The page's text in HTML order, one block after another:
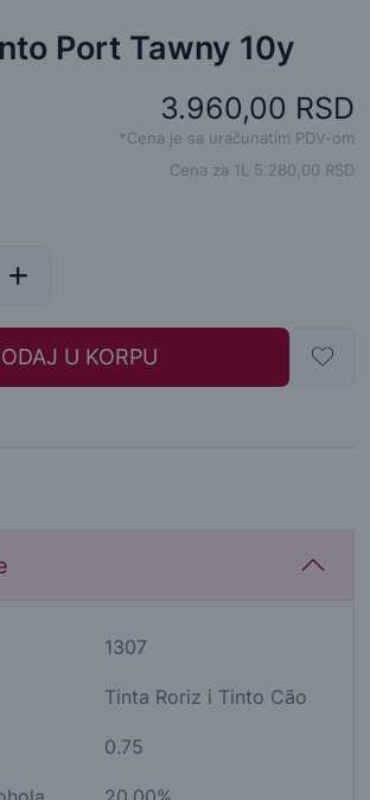
Port Tawny 10y
3.960,00 RSD
*Cena je sa uračunatim PDV-om
Cena za 1L 5.280,00 RSD
U KORPU
1307
Tinta Roriz i Tinto Cão
0.75